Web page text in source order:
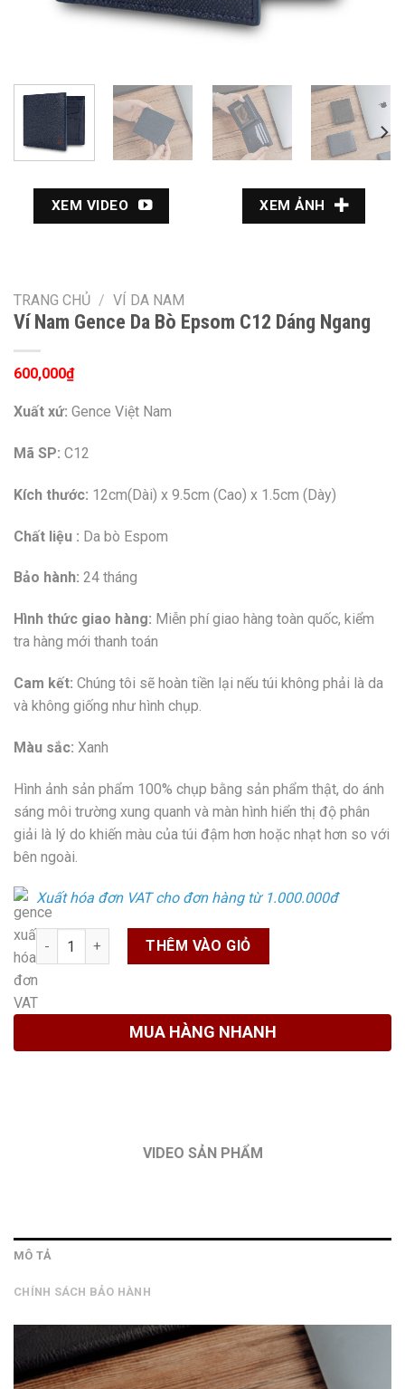
XEM VIDEO XEM ẢNH
TRANG CHỦ / VÍ DA NAM
Ví Nam Gence Da Bò Epsom C12 Dáng Ngang
600,000₫
Xuất xứ: Gence Việt Nam
Mã SP: C12
Kích thước: 12cm(Dài) x 9.5cm (Cao) x 1.5cm (Dày)
Chất liệu : Da bò Espom
Bảo hành: 24 tháng
Hình thức giao hàng: Miễn phí giao hàng toàn quốc, kiểm
tra hàng mới thanh toán
Cam kết: Chúng tôi sẽ hoàn tiền lại nếu túi không phải là da
và không giống như hình chụp.
Màu sắc: Xanh
Hình ảnh sản phẩm 100% chụp bằng sản phẩm thật, do ánh
sáng môi trường xung quanh và màn hình hiển thị độ phân
giải là lý do khiến màu của túi đậm hơn hoặc nhạt hơn so với
bên ngoài.
Xuất hóa đơn VAT cho đơn hàng từ 1.000.000đ
Số lượng THÊM VÀO GIỎ
MUA HÀNG NHANH
VIDEO SẢN PHẨM
MÔ TẢ
CHÍNH SÁCH BẢO HÀNH